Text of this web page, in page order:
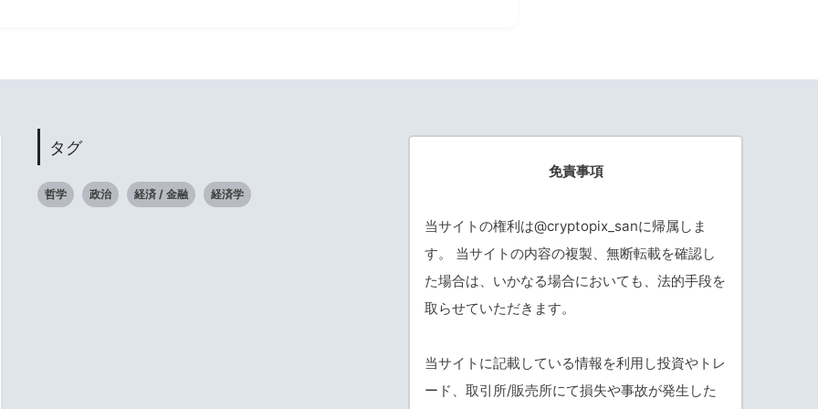
タグ
哲学 政治 経済 / 金融 経済学
免責事項
当サイトの権利は@cryptopix_sanに帰属しま
す。 当サイトの内容の複製、無断転載を確認し
た場合は、いかなる場合においても、法的手段を
取らせていただきます。
当サイトに記載している情報を利用し投資やトレ
ード、取引所/販売所にて損失や事故が発生した